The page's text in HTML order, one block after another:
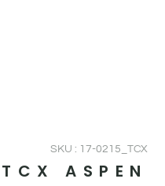
SKU : 17-0215_TCX
ASPEN